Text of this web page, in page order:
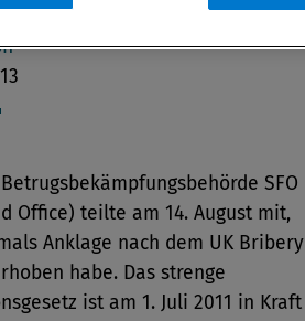
SFO
Office) teilte am 14. August mit,
Anklage nach dem UK Bribery
habe. Das strenge
ist am 1. Juli 2011 in Kraft